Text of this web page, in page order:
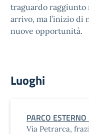
traguardo raggiunto
arrivo, ma l’inizio di
nuove opportunità.
Luoghi
PARCO
Via Petrarca,